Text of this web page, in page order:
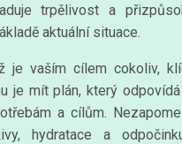
trpělivost a
aktuální situace.
je vaším cílem cokoliv,
je mít plán, který
a cílům.
hydratace a